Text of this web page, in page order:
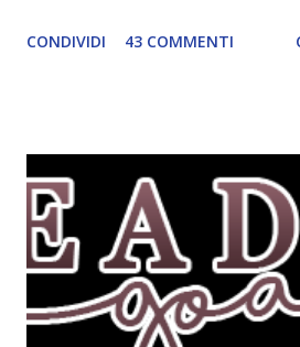
leggere la trama cliccate sulla
riguarda i suoi romanzi thriller. Per
troppo fissata con questo genere
thriller e vorrei davvero iniziarne
fuoco - Josephine Angeline \\ 19
libro cita anche soltanto "Salem"
assolutamente mio. Sono affascinata
CONDIVIDI 43 COMMENTI